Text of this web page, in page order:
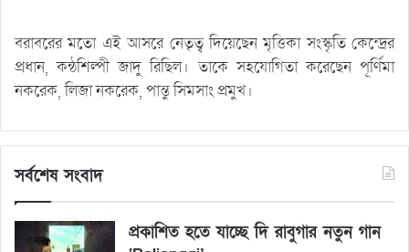
বরাবরের মতো এই আসরে নেতৃত্ব দিয়েছেন মৃত্তিকা সংস্কৃতি কেন্দ্রের
প্রধান, কন্ঠশিল্পী জাদু রিছিল। তাকে সহযোগিতা করেছেন পূর্ণিমা
নকরেক, লিজা নকরেক, পান্তু সিমসাং প্রমুখ।
সর্বশেষ সংবাদ
প্রকাশিত হতে যাচ্ছে দি রাবুগার নতুন গান